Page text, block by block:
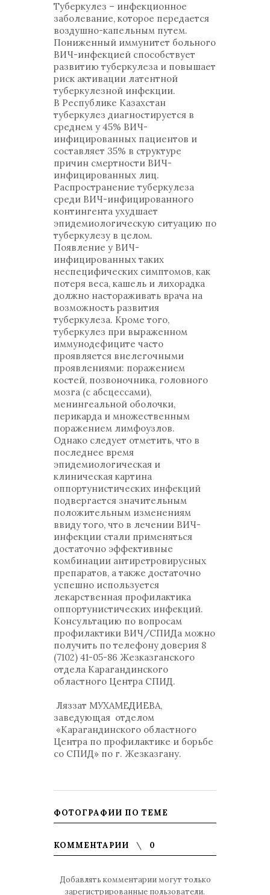
Туберкулез – инфекционное
заболевание, которое передается
воздушно-капельным путем.
Пониженный иммунитет больного
ВИЧ-инфекцией способствует
развитию туберкулеза и повышает
риск активации латентной
туберкулезной инфекции.
В Республике Казахстан
туберкулез диагностируется в
среднем у 45% ВИЧ-
инфицированных пациентов и
составляет 35% в структуре
причин смертности ВИЧ-
инфицированных лиц.
Распространение туберкулеза
среди ВИЧ-инфицированного
контингента ухудшает
эпидемиологическую ситуацию по
туберкулезу в целом.
Появление у ВИЧ-
инфицированных таких
неспецифических симптомов, как
потеря веса, кашель и лихорадка
должно настораживать врача на
возможность развития
туберкулеза. Кроме того,
туберкулез при выраженном
иммунодефиците часто
проявляется внелегочными
проявлениями: поражением
костей, позвоночника, головного
мозга (с абсцессами),
менингеальной оболочки,
перикарда и множественным
поражением лимфоузлов.
Однако следует отметить, что в
последнее время
эпидемиологическая и
клиническая картина
оппортунистических инфекций
подвергается значительным
положительным изменениям
ввиду того, что в лечении ВИЧ-
инфекции стали применяться
достаточно эффективные
комбинации антиретровирусных
препаратов, а также достаточно
успешно используется
лекарственная профилактика
оппортунистических инфекций.
Консультацию по вопросам
профилактики ВИЧ/СПИДа можно
получить по телефону доверия 8
(7102) 41-05-86 Жезказганского
отдела Карагандинского
областного Центра СПИД.
Ляззат МУХАМЕДИЕВА,
заведующая отделом
«Карагандинского областного
Центра по профилактике и борьбе
со СПИД» по г. Жезказгану.
ФОТОГРАФИИ ПО ТЕМЕ
КОММЕНТАРИИ 0
Добавлять комментарии могут только
зарегистрированные пользователи.